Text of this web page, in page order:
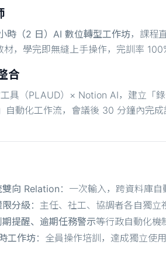
時（2 日）AI 數位轉型工作坊，課程
，學完即無縫上手操作，完訓率
合
工具（PLAUD）× Notion AI，建立「
動化工作流，會議後 30 分鐘內完成
雙向 Relation：一次輸入，跨資料庫
限分級：主任、社工、協調者各自獨立
期提醒、逾期任務警示等行政自動化機
工作坊：全員操作培訓，達成獨立使